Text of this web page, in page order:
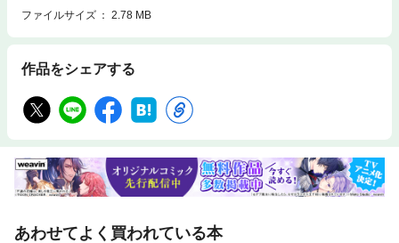
ファイルサイズ
2.78 MB
作品をシェアする
あわせてよく買われている本